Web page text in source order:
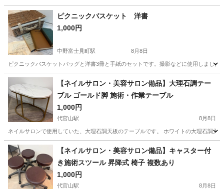
東京 渋谷区 代官山駅 収納家具 ネイルサロン
ピクニックバスケット 洋書
1,000円
中野富士見町駅 8月8日
ピクニックバスケットバッグと洋書3冊と手紙のセットです。撮影などに使用しました
東京 中野区 中野富士見町駅 家具
【ネイルサロン・美容サロン備品】大理石調テー
ブル ゴールド脚 施術・作業テーブル
1,000円
代官山駅 8月8日
ネイルサロンで使用していた、大理石調天板のテーブルです。 ホワイトの大理石調
東京 渋谷区 代官山駅 テーブル 大理石
【ネイルサロン・美容サロン備品】キャスター付
き施術スツール 昇降式 椅子 複数あり
1,000円
代官山駅 8月8日